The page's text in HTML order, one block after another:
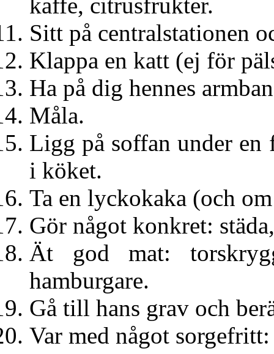
Sitt på centralstationen
Klappa en katt (ej för
Ha på dig hennes
Måla.
Ligg på soffan under en
i köket.
Ta en lyckokaka (och
Gör något konkret:
Ät god mat:
hamburgare.
Gå till hans grav och
Var med något